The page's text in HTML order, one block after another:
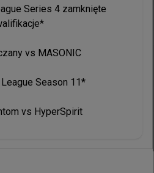
Series 4 zamknięte
vs MASONIC
Season 11*
vs HyperSpirit